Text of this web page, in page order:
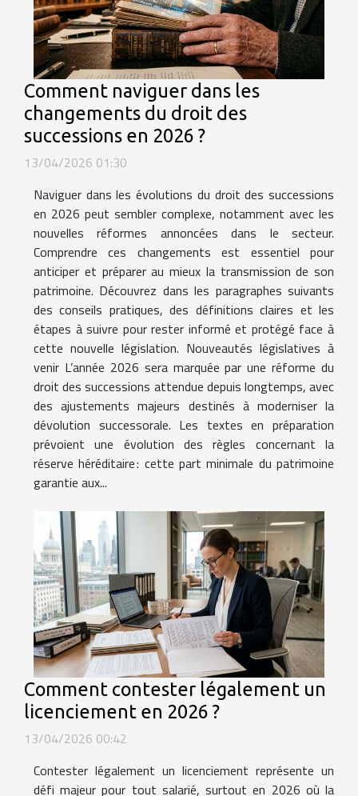
Comment naviguer dans les
changements du droit des
successions en 2026 ?
13/04/2026 01:30
Naviguer dans les évolutions du droit des successions
en 2026 peut sembler complexe, notamment avec les
nouvelles réformes annoncées dans le secteur.
Comprendre ces changements est essentiel pour
anticiper et préparer au mieux la transmission de son
patrimoine. Découvrez dans les paragraphes suivants
des conseils pratiques, des définitions claires et les
étapes à suivre pour rester informé et protégé face à
cette nouvelle législation. Nouveautés législatives à
venir L’année 2026 sera marquée par une réforme du
droit des successions attendue depuis longtemps, avec
des ajustements majeurs destinés à moderniser la
dévolution successorale. Les textes en préparation
prévoient une évolution des règles concernant la
réserve héréditaire : cette part minimale du patrimoine
garantie aux...
Comment contester légalement un
licenciement en 2026 ?
13/04/2026 00:42
Contester légalement un licenciement représente un
défi majeur pour tout salarié, surtout en 2026 où la